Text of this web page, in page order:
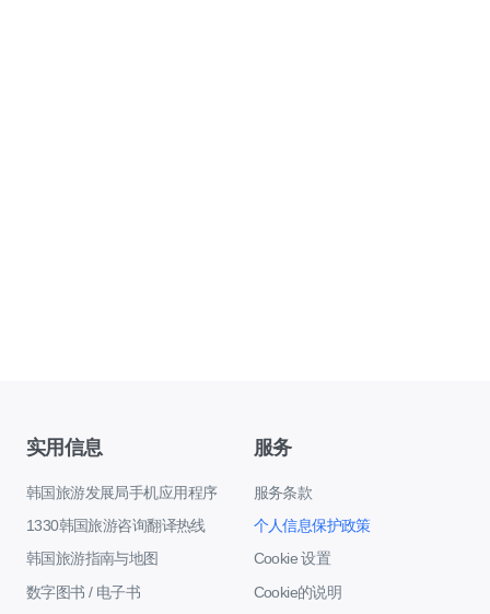
实用信息
韩国旅游发展局手机应用程序
1330韩国旅游咨询翻译热线
韩国旅游指南与地图
数字图书 / 电子书
服务
服务条款
个人信息保护政策
Cookie 设置
Cookie的说明